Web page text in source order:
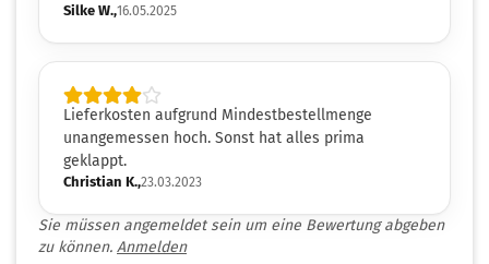
Silke W.,16.05.2025
Christian K.,23.03.2023
Lieferkosten aufgrund Mindestbestellmenge
unangemessen hoch. Sonst hat alles prima
geklappt.
Sie müssen angemeldet sein um eine Bewertung abgeben
zu können. Anmelden